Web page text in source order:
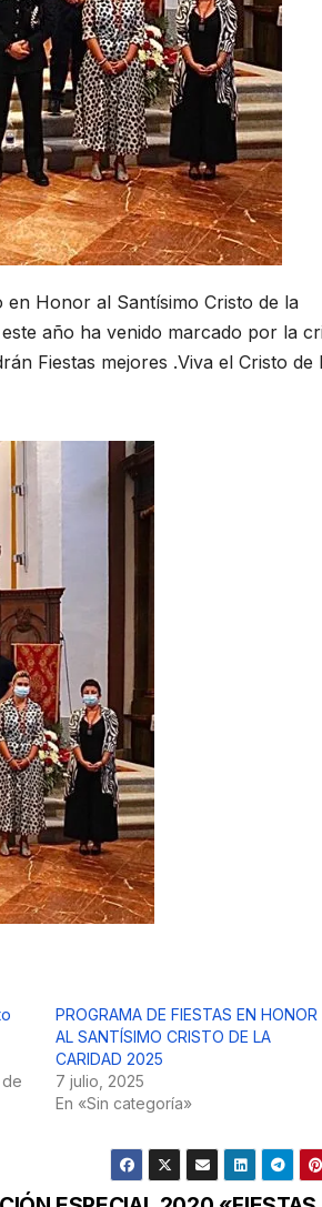
Honor al Santísimo Cristo de la
año ha venido marcado por la
Fiestas mejores .Viva el Cristo de
de
PROGRAMA DE FIESTAS EN HONOR
AL SANTÍSIMO CRISTO DE LA
CARIDAD 2025
7 julio, 2025
En «Sin categoría»